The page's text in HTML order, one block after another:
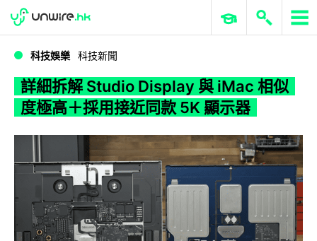
WWDC 2026 ERP 與商業 AI
科技娛樂 科技新聞
詳細拆解 Studio Display 與 iMac 相似
度極高＋採用接近同款 5K 顯示器